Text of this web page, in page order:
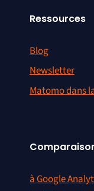
Ressources
Blog
Newsletter
Matomo dans
à Google